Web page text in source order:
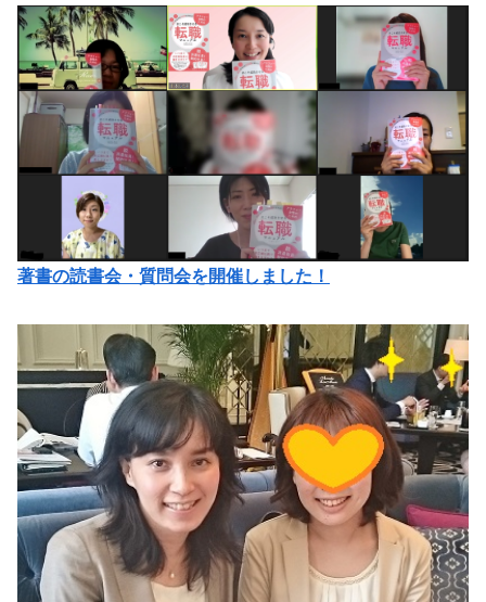
著書の読書会・質問会を開催しました！